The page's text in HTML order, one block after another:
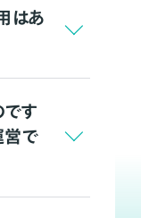
はあ
です
営で